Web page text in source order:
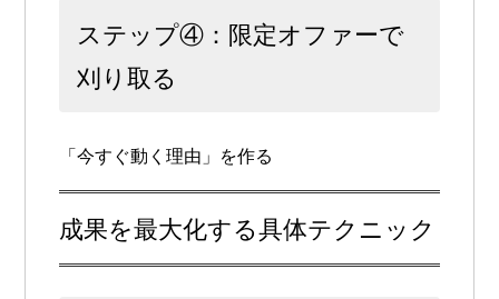
ステップ④：限定オファーで
刈り取る
「今すぐ動く理由」を作る
成果を最大化する具体テクニック